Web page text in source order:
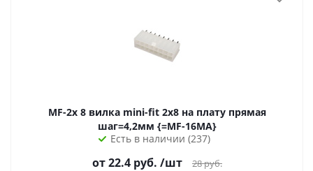
MF-2x 8 вилка mini-fit 2х8 на плату прямая
шаг=4,2мм {=MF-16MA}
Есть в наличии (237)
от 22.4 руб. /шт 28руб.